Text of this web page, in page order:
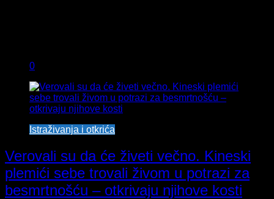
0
Istraživanja i otkrića
Verovali su da će živeti večno. Kineski
plemići sebe trovali živom u potrazi za
besmrtnošću – otkrivaju njihove kosti